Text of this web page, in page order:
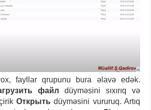
fayllar qrupunu bura əlavə edək.
файл düyməsini sıxırıq və
Открыть düyməsini vururuq. Artıq